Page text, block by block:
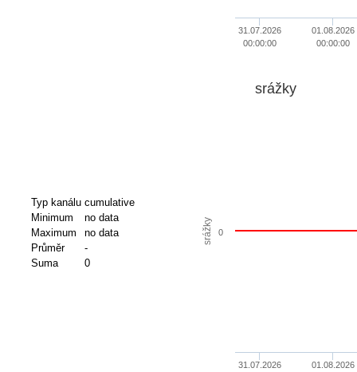
31.07.2026
00:00:00
01.08.2026
00:00:00
Typ kanálu cumulative
Minimum
no data
Maximum
no data
Průměr
-
Suma
0
srážky
srážky
31.07.2026 01.08.2026
0